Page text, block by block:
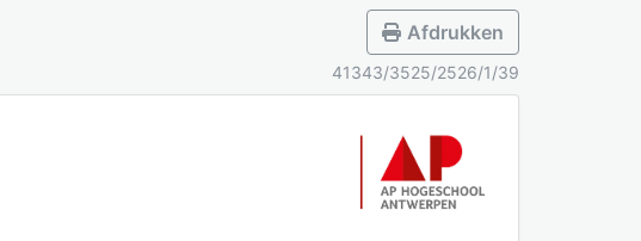
Afdrukken
41343/3525/2526/1/39